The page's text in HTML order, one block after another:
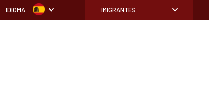
IDIOMA IMIGRANTES